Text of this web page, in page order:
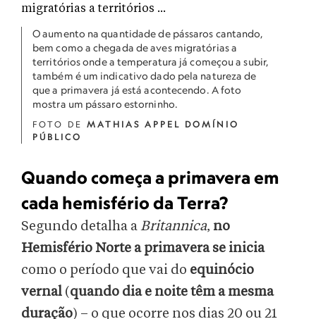
O aumento na quantidade de pássaros cantando,
bem como a chegada de aves migratórias a
territórios onde a temperatura já começou a subir,
também é um indicativo dado pela natureza de
que a primavera já está acontecendo. A foto
mostra um pássaro estorninho.
FOTO DE MATHIAS APPEL DOMÍNIO
PÚBLICO
Quando começa a primavera em
cada hemisfério da Terra?
Segundo detalha aBritannica, no
Hemisfério Norte a primavera se inicia
como o período que vai do equinócio
vernal (quando dia e noite têm a mesma
duração) – o que ocorre nos dias 20 ou 21